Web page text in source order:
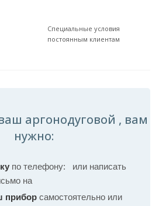
Специальные условия
постоянным клиентам
аргонодуговой , вам
нужно:
по телефону:
или написать
на
прибор самостоятельно или